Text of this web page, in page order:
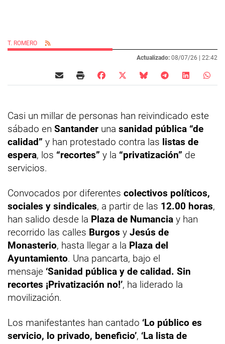
T. ROMERO
Actualizado: 08/07/26 | 22:42
Casi un millar de personas han reivindicado este
sábado en Santander una sanidad pública “de
calidad” y han protestado contra las listas de
espera, los “recortes” y la “privatización” de
servicios.
Convocados por diferentes colectivos políticos,
sociales y sindicales, a partir de las 12.00 horas,
han salido desde la Plaza de Numancia y han
recorrido las calles Burgos y Jesús de
Monasterio, hasta llegar a la Plaza del
Ayuntamiento. Una pancarta, bajo el
mensaje ‘Sanidad pública y de calidad. Sin
recortes ¡Privatización no!’, ha liderado la
movilización.
Los manifestantes han cantado ‘Lo público es
servicio, lo privado, beneficio’, ‘La lista de